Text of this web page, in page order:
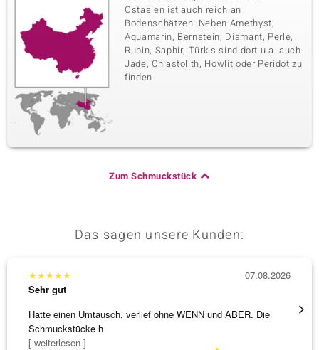
Ostasien ist auch reich an
Bodenschätzen: Neben Amethyst,
Aquamarin, Bernstein, Diamant, Perle,
Rubin, Saphir, Türkis sind dort u.a. auch
Jade, Chiastolith, Howlit oder Peridot zu
finden.
Zum Schmuckstück
Das sagen unsere Kunden:
★★★★★
Sehr gut
Hatte einen Umtausch, verlief ohne WENN und ABER. Die
Schmuckstücke h
[ weiterlesen ]
07.08.2026